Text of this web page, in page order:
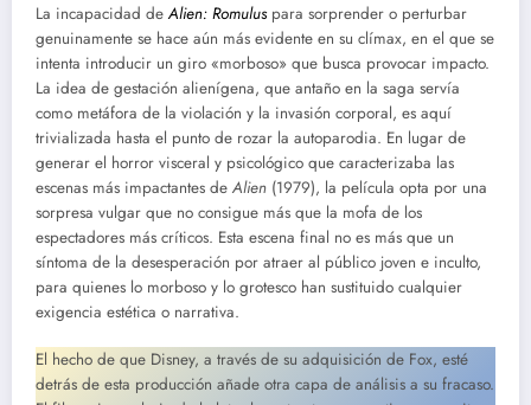
La incapacidad deAlien: Romuluspara sorprender o perturbar
genuinamente se hace aún más evidente en su clímax, en el que se
intenta introducir un giro «morboso» que busca provocar impacto.
La idea de gestación alienígena, que antaño en la saga servía
como metáfora de la violación y la invasión corporal, es aquí
trivializada hasta el punto de rozar la autoparodia. En lugar de
generar el horror visceral y psicológico que caracterizaba las
escenas más impactantes de Alien (1979), la película opta por una
sorpresa vulgar que no consigue más que la mofa de los
espectadores más críticos. Esta escena final no es más que un
síntoma de la desesperación por atraer al público joven e inculto,
para quienes lo morboso y lo grotesco han sustituido cualquier
exigencia estética o narrativa.
El hecho de que Disney, a través de su adquisición de Fox, esté
detrás de esta producción añade otra capa de análisis a su fracaso.